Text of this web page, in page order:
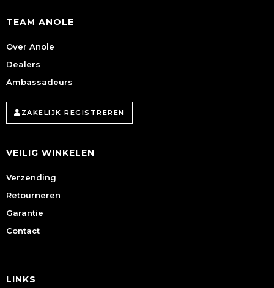
TEAM ANOLE
Over Anole
Dealers
Ambassadeurs
ZAKELIJK REGISTREREN
VEILIG WINKELEN
Verzending
Retourneren
Garantie
Contact
LINKS